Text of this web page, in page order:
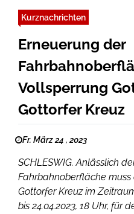
Kurznachrichten
Erneuerung der
Vollsperrung
Gottorfer Kreuz
Fr. März 24 , 2023
SCHLESWIG. Anlässlich
Fahrbahnoberfläche
Gottorfer Kreuz im
bis 24.04.2023, 18 Uhr, für